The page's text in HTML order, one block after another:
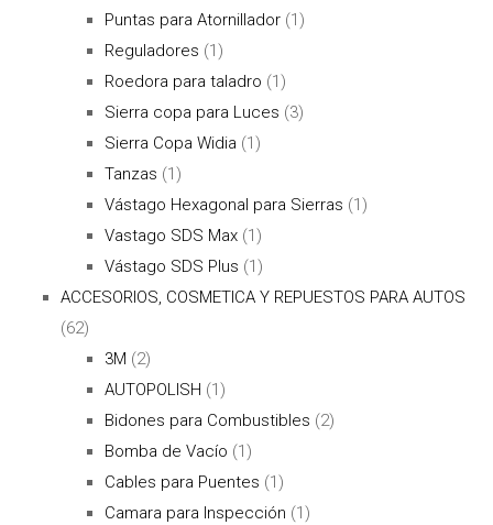
Puntas para Atornillador (1)
Reguladores (1)
Roedora para taladro (1)
Sierra copa para Luces (3)
Sierra Copa Widia (1)
Tanzas (1)
Vástago Hexagonal para Sierras (1)
Vastago SDS Max (1)
Vástago SDS Plus (1)
ACCESORIOS, COSMETICA Y REPUESTOS PARA AUTOS
(62)
3M (2)
AUTOPOLISH (1)
Bidones para Combustibles (2)
Bomba de Vacío (1)
Cables para Puentes (1)
Camara para Inspección (1)